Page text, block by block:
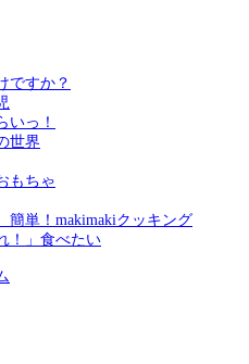
ですか？
いっ！
世界
もちゃ
簡単！makimakiクッキング
！」食べたい